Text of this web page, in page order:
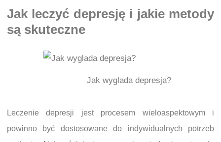
Jak leczyć depresję i jakie metody
są skuteczne
Jak wyglada depresja?
Leczenie depresji jest procesem wieloaspektowym i
powinno być dostosowane do indywidualnych potrzeb